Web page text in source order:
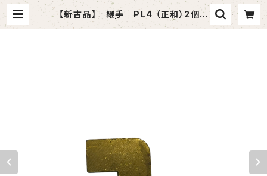
【新古品】 継手 PL4 （正和）2個セ
ット | tomashop